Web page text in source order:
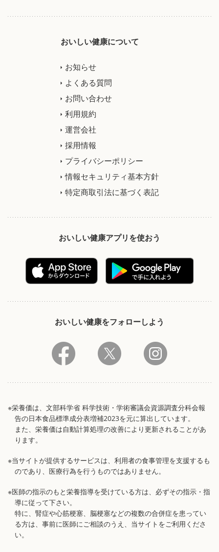
おいしい健康について
お知らせ
よくある質問
お問い合わせ
利用規約
運営会社
採用情報
プライバシーポリシー
情報セキュリティ基本方針
特定商取引法に基づく表記
おいしい健康アプリを使おう
おいしい健康をフォローしよう
※栄養価は、文部科学省 科学技術・学術審議会資源調査分科会報
告の日本食品標準成分表増補2023を元に算出しています。
また、栄養価は自動計算処理の改善により更新されることがあ
ります。
※当サイトが提供するサービスは、利用者の食事管理を支援するも
のであり、医療行為を行うものではありません。
※医師の指示のもと栄養指導を受けている方は、必ずその指示・指
導に従って下さい。
特に、腎症や心筋梗塞、脳梗塞などの複数の合併症を患ってい
る方は、事前に医師にご相談のうえ、当サイトをご利用くださ
い。